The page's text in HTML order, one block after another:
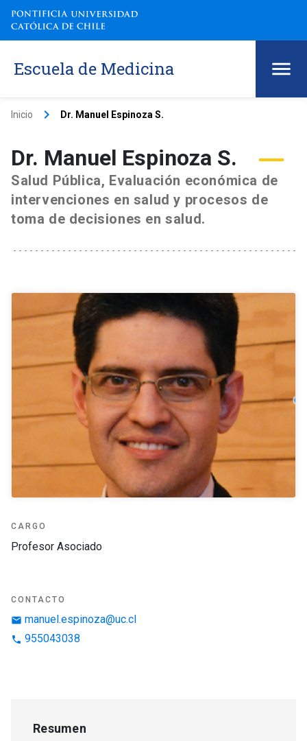
Escuela de Medicina
Inicio keyboard_arrow_right Dr. Manuel Espinoza S.
Dr. Manuel Espinoza S.
Salud Pública, Evaluación económica de
intervenciones en salud y procesos de
toma de decisiones en salud.
CARGO
Profesor Asociado
CONTACTO
email manuel.espinoza@uc.cl
phone 955043038
Resumen